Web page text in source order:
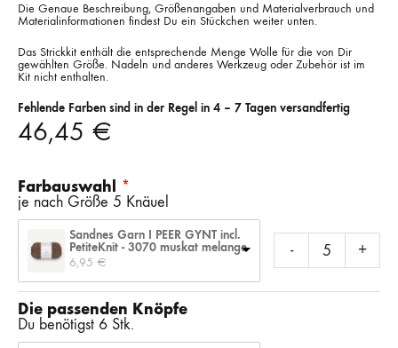
Die Genaue Beschreibung, Größenangaben und Materialverbrauch und
Materialinformationen findest Du ein Stückchen weiter unten.
Das Strickkit enthält die entsprechende Menge Wolle für die von Dir
gewählten Größe. Nadeln und anderes Werkzeug oder Zubehör ist im
Kit nicht enthalten.
Fehlende Farben sind in der Regel in 4 – 7 Tagen versandfertig
46,45 €
Farbauswahl
je nach Größe 5 Knäuel
Sandnes Garn I PEER GYNT incl.
PetiteKnit - 3070 muskat melange
6,95 €
- +
Die passenden Knöpfe
Du benötigst 6 Stk.